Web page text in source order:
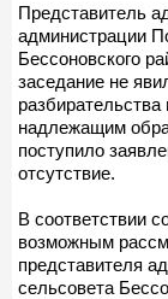
Представитель
администрации
Бессоновского
заседание не
надлежащим
поступило
отсутствие.
В соответствии
возможным
представителя
сельсовета